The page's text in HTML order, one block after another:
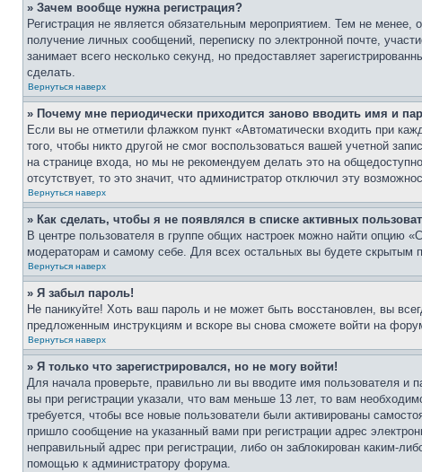
» Зачем вообще нужна регистрация?
Регистрация не является обязательным мероприятием. Тем не
получение личных сообщений, переписку по электронной почте,
занимает всего несколько секунд, но предоставляет
сделать.
Вернуться наверх
» Почему мне периодически приходится заново вводить имя и
Если вы не отметили флажком пункт «Автоматически входить при
того, чтобы никто другой не смог воспользоваться вашей учетной
на странице входа, но мы не рекомендуем делать это на
отсутствует, то это значит, что администратор отключил эту
Вернуться наверх
» Как сделать, чтобы я не появлялся в списке активных
В центре пользователя в группе общих настроек можно найти опцию
модераторам и самому себе. Для всех остальных вы будете скрытым
Вернуться наверх
» Я забыл пароль!
Не паникуйте! Хоть ваш пароль и не может быть восстановлен, вы
предложенным инструкциям и вскоре вы снова сможете войти на
Вернуться наверх
» Я только что зарегистрировался, но не могу войти!
Для начала проверьте, правильно ли вы вводите имя пользователя
вы при регистрации указали, что вам меньше 13 лет, то вам
требуется, чтобы все новые пользователи были активированы
пришло сообщение на указанный вами при регистрации адрес
неправильный адрес при регистрации, либо он заблокирован каким-
помощью к администратору форума.